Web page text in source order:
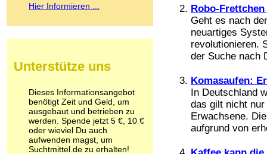
Robo-
Geht es nach
neuartiges
revolutionieren.
der Suche nach
Komasaufen:
In Deutschland
das gilt nicht
Erwachsene.
aufgrund von
Methadon
Pilze
Psychopharmaka
Schlafmittel
Schmerzmittel
Schnüffelstoffe
Spice
Sucht / Süchte
Hier Informieren ...
Unterstütze uns
Dieses Informationsangebot
benötigt Zeit und Geld, um
ausgebaut und betrieben zu
werden. Spende jetzt 5 €, 10 €
oder wieviel Du auch
aufwenden magst, um
Suchtmittel.de zu erhalten!